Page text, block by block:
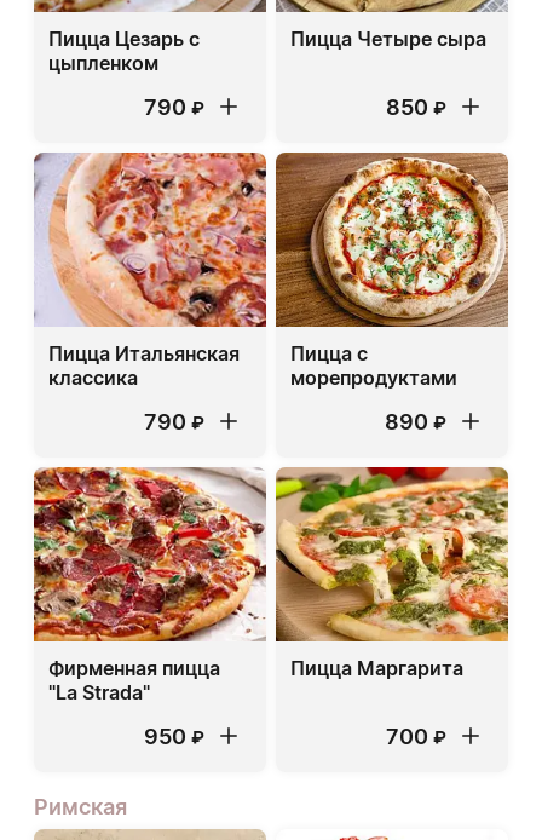
Пицца Цезарь с
цыпленком
790 ₽
Пицца Четыре сыра
850 ₽
Пицца Итальянская
классика
790 ₽
Пицца с
морепродуктами
890 ₽
Фирменная пицца
"La Strada"
950 ₽
Пицца Маргарита
700 ₽
Римская